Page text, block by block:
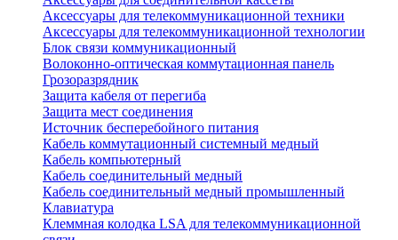
Аксессуары для телекоммуникационной техники
Аксессуары для телекоммуникационной технологии
Блок связи коммуникационный
Волоконно-оптическая коммутационная панель
Грозоразрядник
Защита кабеля от перегиба
Защита мест соединения
Источник бесперебойного питания
Кабель коммутационный системный медный
Кабель компьютерный
Кабель соединительный медный
Кабель соединительный медный промышленный
Клавиатура
Клеммная колодка LSA для телекоммуникационной